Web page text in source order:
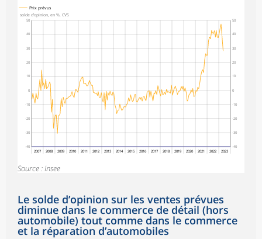
-40
-30
-20
-10
0
10
20
30
40
50
-40
-30
-20
-10
0
10
20
30
40
50
solde d’opinion, en %, CVS
2007 2008 2009 2010 2011 2012 2013 2014 2015 2016 2017 2018 2019 2020 2021 2022 2023
Prix prévus
Source : Insee
Le solde d’opinion sur les ventes prévues
diminue dans le commerce de détail (hors
automobile) tout comme dans le commerce
et la réparation d’automobiles